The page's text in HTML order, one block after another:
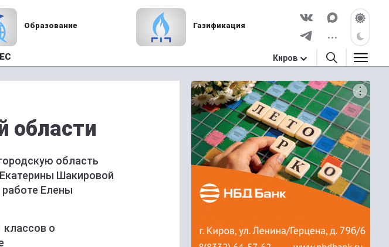
Образование Газификация
Киров
области
область
Шакировой
Елены
классов о